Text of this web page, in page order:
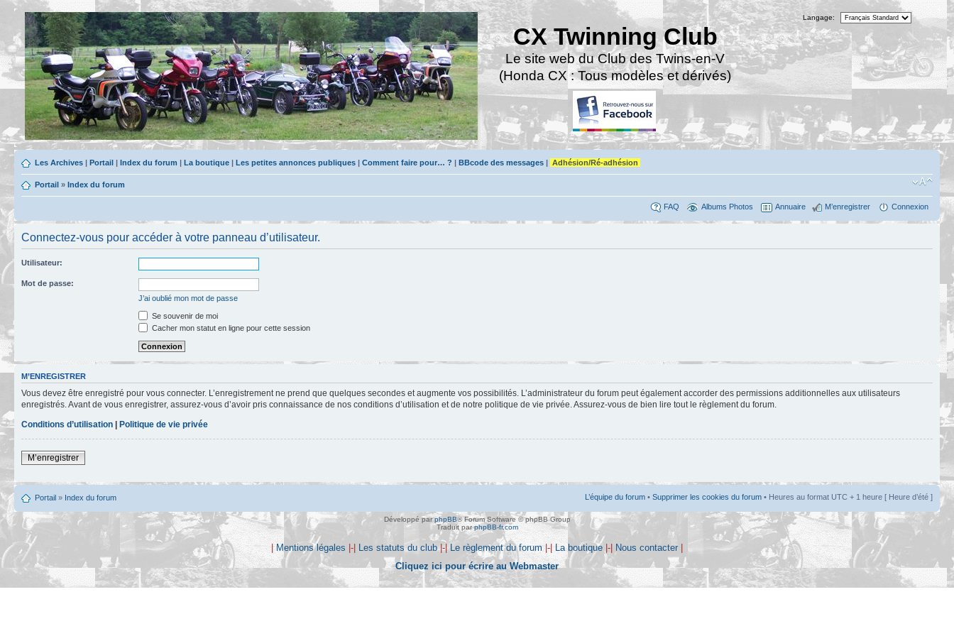
CX Twinning Club
Le site web du Club des Twins-en-V
(Honda CX : Tous modèles et dérivés)
Langage:
Les Archives | Portail | Index du forum | La boutique | Les petites annonces publiques | Comment faire pour… ? | BBcode des messages | Adhésion/Ré-adhésion
Portail » Index du forum
FAQ Albums Photos Annuaire M’enregistrer Connexion
Connectez-vous pour accéder à votre panneau d’utilisateur.
Utilisateur:
Mot de passe:
J’ai oublié mon mot de passe
Se souvenir de moi
Cacher mon statut en ligne pour cette session
M’ENREGISTRER
Vous devez être enregistré pour vous connecter. L’enregistrement ne prend que quelques secondes et augmente vos possibilités. L’administrateur du forum peut également accorder des permissions additionnelles aux utilisateurs
enregistrés. Avant de vous enregistrer, assurez-vous d’avoir pris connaissance de nos conditions d’utilisation et de notre politique de vie privée. Assurez-vous de bien lire tout le règlement du forum.
Conditions d’utilisation | Politique de vie privée
M’enregistrer
Portail » Index du forum L’équipe du forum • Supprimer les cookies du forum • Heures au format UTC + 1 heure [ Heure d’été ]
Développé parphpBB® Forum Software © phpBB Group
Traduit parphpBB-fr.com
| Mentions légales |-| Les statuts du club |-| Le règlement du forum |-| La boutique |-| Nous contacter |
Cliquez ici pour écrire au Webmaster